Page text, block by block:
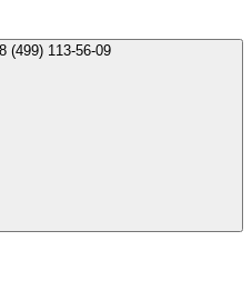
8 (499) 113-56-09